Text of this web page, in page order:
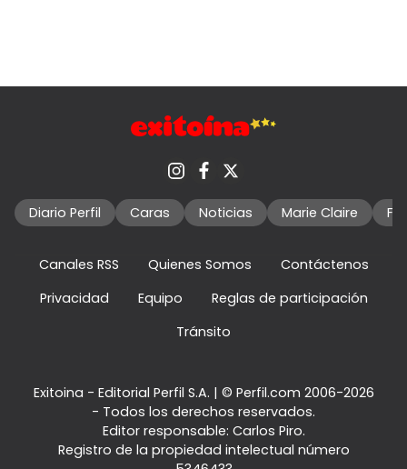
Diario Perfil Caras Noticias Marie Claire
Canales RSS Quienes Somos
Contáctenos
Privacidad
Equipo
Reglas de participación
Tránsito
Exitoina - Editorial Perfil S.A. | © Perfil.com 2006-2026
- Todos los derechos reservados.
Editor responsable: Carlos Piro.
Registro de la propiedad intelectual número